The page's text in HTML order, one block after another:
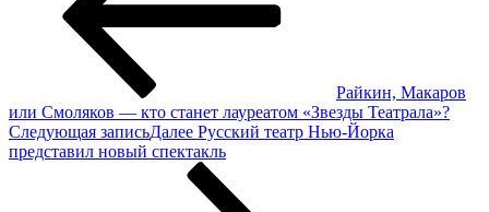
Райкин, Макаров
или Смоляков — кто станет лауреатом «Звезды Театрала»?
Следующая записьДалее Русский театр Нью-Йорка
представил новый спектакль